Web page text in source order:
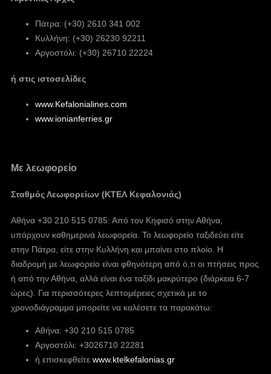
Πάτρα: (+30) 2610 341 002
Κυλλήνη: (+30) 26230 92211
Αργοστόλι: (+30) 26710 22224
ή στις ιστοσελίδες
www.Kefalonialines.com
www.ionianferries.gr
Με λεωφορείο
Σταθμός Λεωφορείων (ΚΤΕΛ Κεφαλονιάς)
Αθήνα +30 210 515 0785: Από τον Κηφισό στην Αθήνα,
υπάρχουν καθημερινά λεωφορεία. Το λεωφορείο ταξιδεύει είτε
στην Πάτρα, είτε στην Κυλλήνη και μπαίνει στο πλοίο. Η
διαδρομή με λεωφορείο είναι φθηνότερη από ό,τι οι πτήσεις προς
ή από την Αθήνα, αλλά είναι ένα ταξίδι μακρύτερο (διάρκεια 6-7
ώρες). Για περισσότερες λεπτομέρειες σχετικά με το
χρονοδιάγραμμα μπορείτε να καλέσετε τα παρακάτω:
Αθήνα: +30 210 515 0785
Αργοστόλι: +3026710 22281
ή επισκεφθείτε www.ktelkefalonias.gr